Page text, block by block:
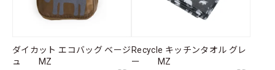
ダイカット エコバッグ ベージ
ュ MZ
Recycle キッチンタオル グレ
ー MZ